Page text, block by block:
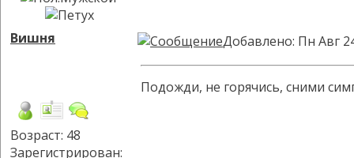
Вишня
Возраст: 48
Зарегистрирован:
Добавлено: Пн Авг
Подожди, не горячись, сними